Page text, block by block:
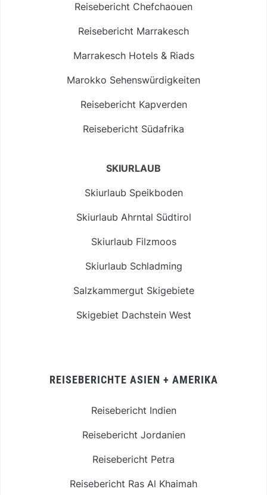
Reisebericht Chefchaouen
Reisebericht Marrakesch
Marrakesch Hotels & Riads
Marokko Sehenswürdigkeiten
Reisebericht Kapverden
Reisebericht Südafrika
SKIURLAUB
Skiurlaub Speikboden
Skiurlaub Ahrntal Südtirol
Skiurlaub Filzmoos
Skiurlaub Schladming
Salzkammergut Skigebiete
Skigebiet Dachstein West
REISEBERICHTE ASIEN + AMERIKA
Reisebericht Indien
Reisebericht Jordanien
Reisebericht Petra
Reisebericht Ras Al Khaimah